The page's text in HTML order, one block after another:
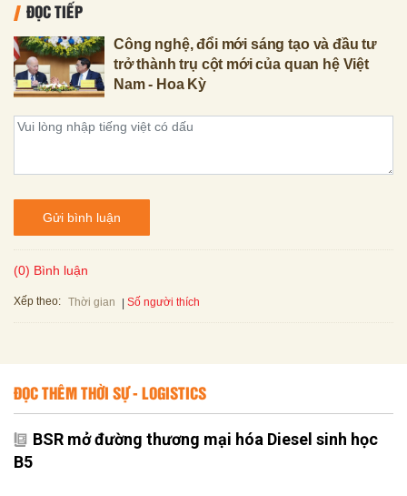
ĐỌC TIẾP
Công nghệ, đổi mới sáng tạo và đầu tư
trở thành trụ cột mới của quan hệ Việt
Nam - Hoa Kỳ
Gửi bình luận
(0) Bình luận
Xếp theo: Thời gian Số người thích
ĐỌC THÊM THỜI SỰ - LOGISTICS
BSR mở đường thương mại hóa Diesel sinh học
B5